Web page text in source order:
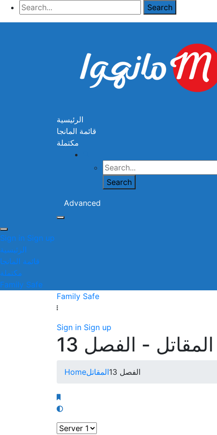
الرئيسية
قائمة المانجا
مكتملة
Advanced
Sign in Sign up
الرئيسية
قائمة المانجا
مكتملة
Family Safe
Family Safe
Sign in Sign up
المقاتل - الفصل 13
Homeالمقاتل الفصل 13